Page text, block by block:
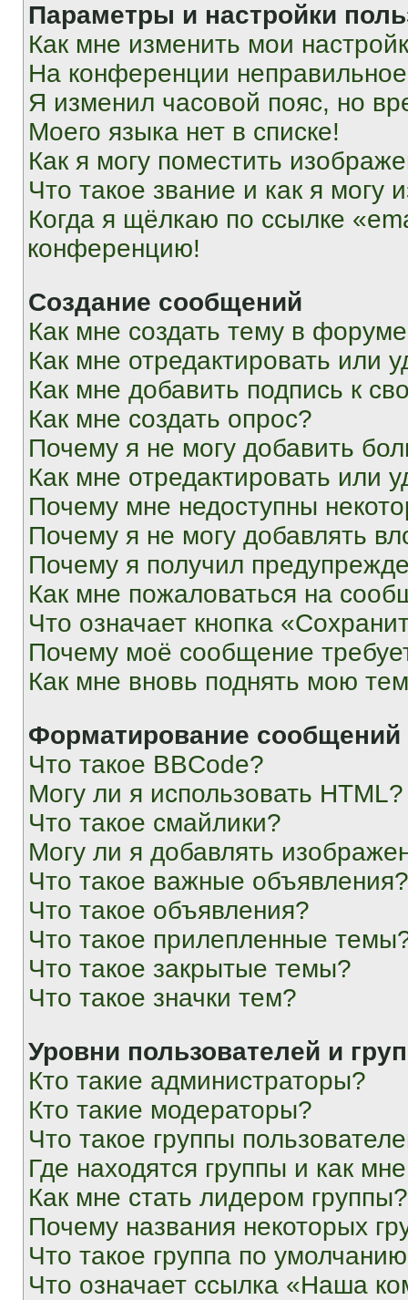
Параметры и настройки
Как мне изменить мои
На конференции
Я изменил часовой пояс, но
Моего языка нет в списке!
Как я могу поместить
Что такое звание и как я могу
Когда я щёлкаю по ссылке
конференцию!
Создание сообщений
Как мне создать тему в
Как мне отредактировать или
Как мне добавить подпись к
Как мне создать опрос?
Почему я не могу добавить
Как мне отредактировать или
Почему мне недоступны
Почему я не могу добавлять
Почему я получил
Как мне пожаловаться на
Что означает кнопка
Почему моё сообщение
Как мне вновь поднять мою
Форматирование
Что такое BBCode?
Могу ли я использовать HTML?
Что такое смайлики?
Могу ли я добавлять
Что такое важные объявления?
Что такое объявления?
Что такое прилепленные
Что такое закрытые темы?
Что такое значки тем?
Уровни пользователей и
Кто такие администраторы?
Кто такие модераторы?
Что такое группы
Где находятся группы и как
Как мне стать лидером группы?
Почему названия некоторых
Что такое группа по
Что означает ссылка «Наша